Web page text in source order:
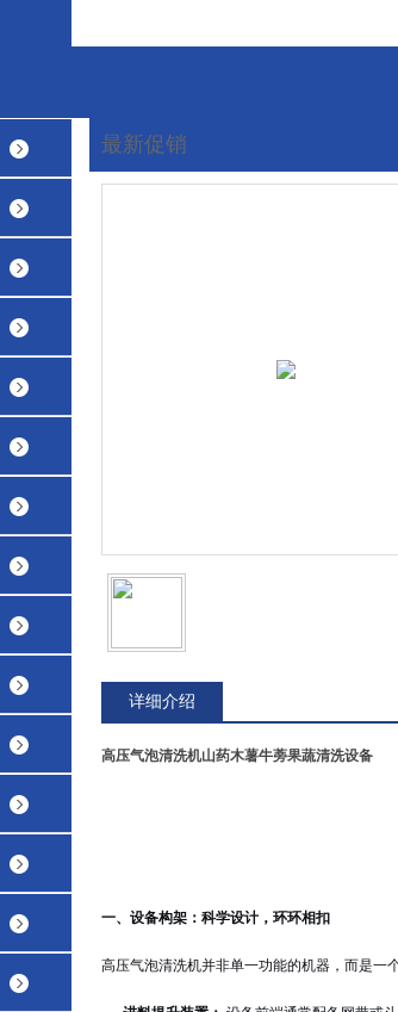
最新促销
详细介绍
高压气泡清洗机山药木薯牛蒡果蔬清洗设备
一、设备构架：科学设计，环环相扣
高压气泡清洗机并非单一功能的机器，而是一